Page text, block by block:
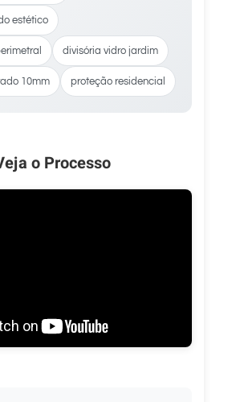
estético
divisória vidro jardim
10mm proteção residencial
o Processo